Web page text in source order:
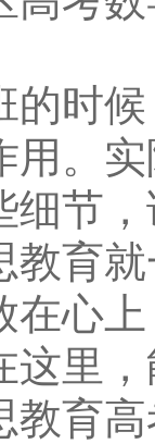
候
用。
细节
教育
在心
这里
教育